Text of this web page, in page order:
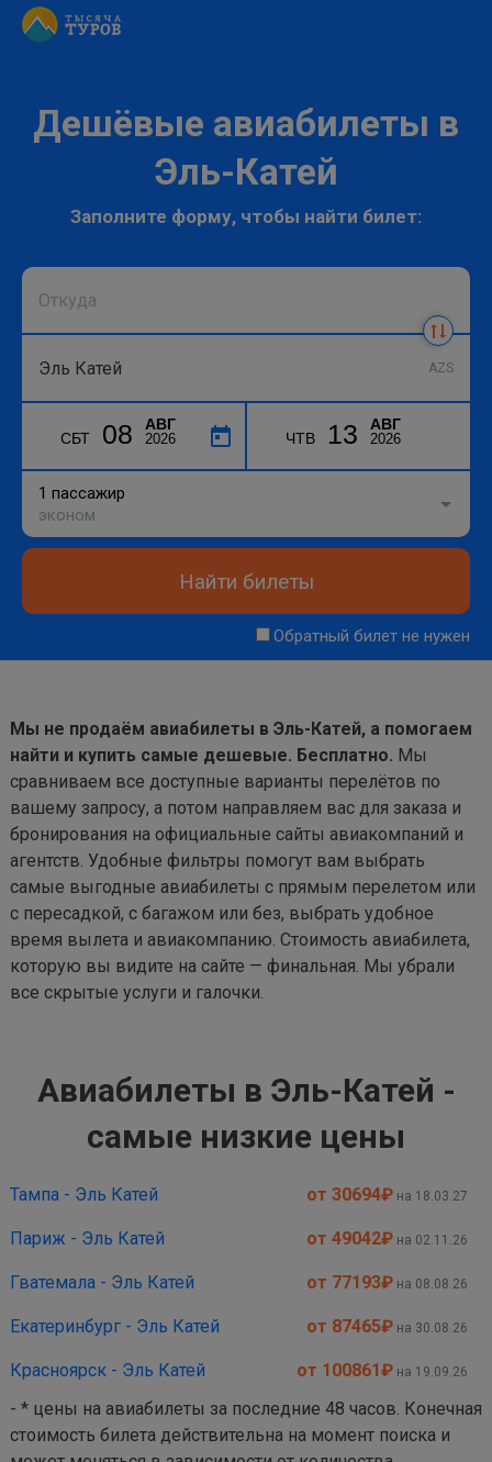
Дешёвые авиабилеты в
Эль-Катей
Заполните форму, чтобы найти билет:
AZS
СБТ 08 АВГ
2026 ЧТВ 13 АВГ
2026
1 пассажир
эконом
Найти билеты
Обратный билет не нужен
Мы не продаём авиабилеты в Эль-Катей, а помогаем
найти и купить самые дешевые. Бесплатно. Мы
сравниваем все доступные варианты перелётов по
вашему запросу, а потом направляем вас для заказа и
бронирования на официальные сайты авиакомпаний и
агентств. Удобные фильтры помогут вам выбрать
самые выгодные авиабилеты с прямым перелетом или
с пересадкой, с багажом или без, выбрать удобное
время вылета и авиакомпанию. Стоимость авиабилета,
которую вы видите на сайте — финальная. Мы убрали
все скрытые услуги и галочки.
Авиабилеты в Эль-Катей -
самые низкие цены
Тампа - Эль Катей от 30694₽ на 18.03.27
Париж - Эль Катей от 49042₽ на 02.11.26
Гватемала - Эль Катей от 77193₽ на 08.08.26
Екатеринбург - Эль Катей от 87465₽ на 30.08.26
Красноярск - Эль Катей от 100861₽ на 19.09.26
- * цены на авиабилеты за последние 48 часов. Конечная
стоимость билета действительна на момент поиска и